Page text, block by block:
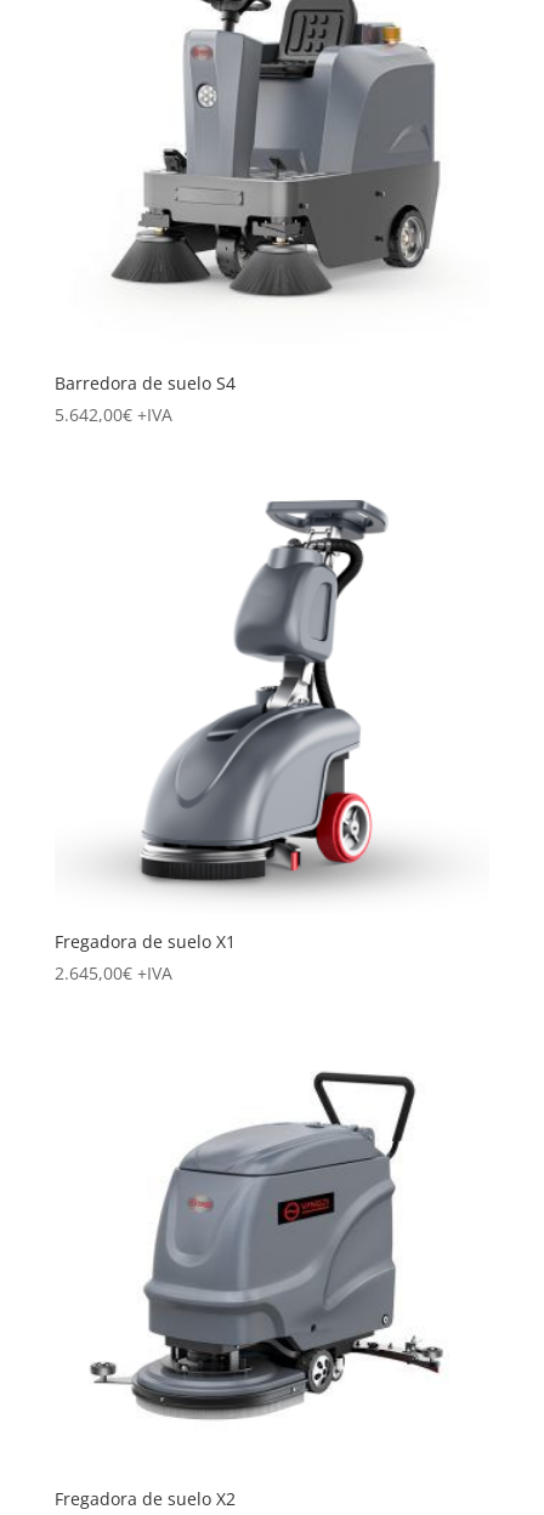
Barredora de suelo S4
5.642,00€ +IVA
Fregadora de suelo X1
2.645,00€ +IVA
Fregadora de suelo X2